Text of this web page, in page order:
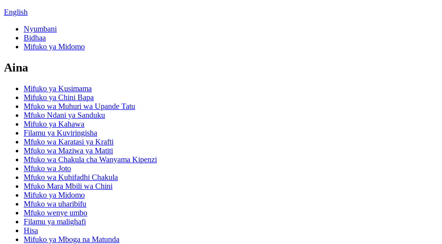
English
Nyumbani
Bidhaa
Mifuko ya Midomo
Aina
Mifuko ya Kusimama
Mifuko ya Chini Bapa
Mfuko wa Muhuri wa Upande Tatu
Mfuko Ndani ya Sanduku
Mifuko ya Kahawa
Filamu ya Kuviringisha
Mfuko wa Karatasi ya Krafti
Mfuko wa Maziwa ya Matiti
Mfuko wa Chakula cha Wanyama Kipenzi
Mfuko wa Joto
Mfuko wa Kuhifadhi Chakula
Mfuko Mara Mbili wa Chini
Mifuko ya Midomo
Mfuko wa uharibifu
Mfuko wenye umbo
Filamu ya malighafi
Hisa
Mifuko ya Mboga na Matunda